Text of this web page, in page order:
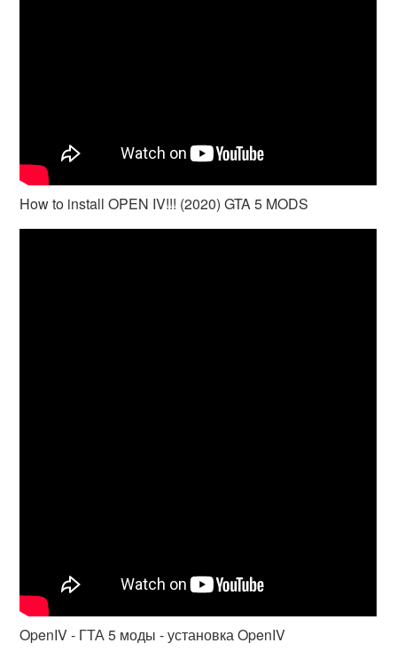
How to install OPEN IV!!! (2020) GTA 5 MODS
OpenIV - ГТА 5 моды - установка OpenIV